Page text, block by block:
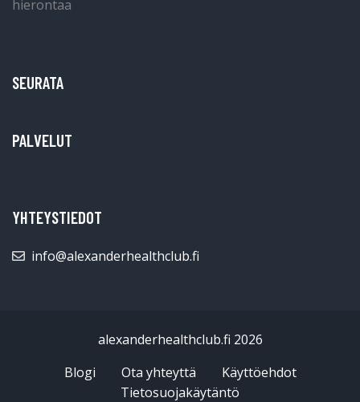
SEURATA
PALVELUT
YHTEYSTIEDOT
info@alexanderhealthclub.fi
alexanderhealthclub.fi 2026
Blogi
Ota yhteyttä
Käyttöehdot
Tietosuojakäytäntö